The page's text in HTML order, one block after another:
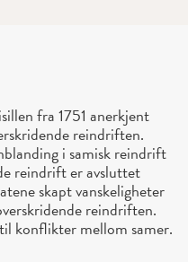
fra 1751 anerkjent
reindriften.
i samisk reindrift
reindrift er avsluttet
skapt vanskeligheter
reindriften.
konflikter mellom samer.